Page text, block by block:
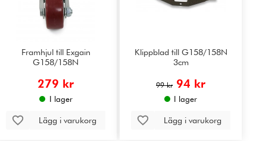
Framhjul till Exgain
G158/158N
279 kr
I lager
Lägg i varukorg
Klippblad till G158/158N
3cm
99 kr 94 kr
I lager
Lägg i varukorg